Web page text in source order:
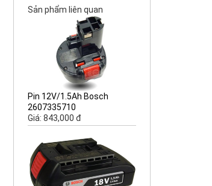
Sản phẩm liên quan
Pin 12V/1.5Ah Bosch
2607335710
Giá: 843,000 đ